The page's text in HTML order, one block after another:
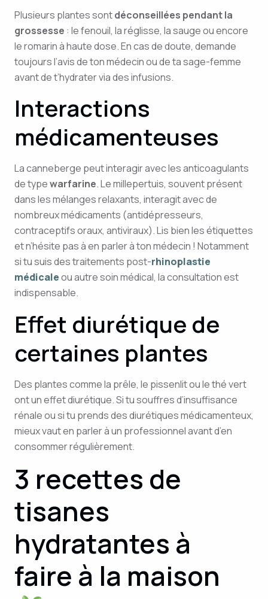
Plusieurs plantes sontdéconseillées pendant la
grossesse : le fenouil, la réglisse, la sauge ou encore
le romarin à haute dose. En cas de doute, demande
toujours l’avis de ton médecin ou de ta sage-femme
avant de t’hydrater via des infusions.
Interactions
médicamenteuses
La canneberge peut interagir avec les anticoagulants
de typewarfarine. Le millepertuis, souvent présent
dans les mélanges relaxants, interagit avec de
nombreux médicaments (antidépresseurs,
contraceptifs oraux, antiviraux). Lis bien les étiquettes
et n’hésite pas à en parler à ton médecin ! Notamment
si tu suis des traitements post-rhinoplastie
médicaleou autre soin médical, la consultation est
indispensable.
Effet diurétique de
certaines plantes
Des plantes comme la prêle, le pissenlit ou le thé vert
ont un effet diurétique. Si tu souffres d’insuffisance
rénale ou si tu prends des diurétiques médicamenteux,
mieux vaut en parler à un professionnel avant d’en
consommer régulièrement.
3 recettes de
tisanes
hydratantes à
faire à la maison